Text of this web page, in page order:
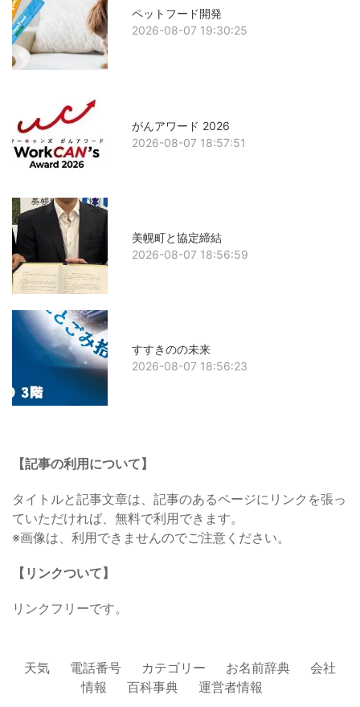
ペットフード開発
2026-08-07 19:30:25
がんアワード 2026
2026-08-07 18:57:51
美幌町と協定締結
2026-08-07 18:56:59
すすきのの未来
2026-08-07 18:56:23
【記事の利用について】
タイトルと記事文章は、記事のあるページにリンクを張っ
ていただければ、無料で利用できます。
※画像は、利用できませんのでご注意ください。
【リンクついて】
リンクフリーです。
天気 電話番号 カテゴリー お名前辞典
会社
情報
百科事典 運営者情報